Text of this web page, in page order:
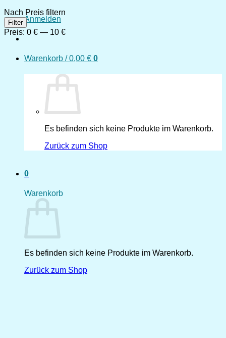
Anmelden
Warenkorb /0,00 € 0
Es befinden sich keine Produkte im Warenkorb.
Zurück zum Shop
0
Warenkorb
Es befinden sich keine Produkte im Warenkorb.
Zurück zum Shop
Nach Preis filtern
Min.
Preis
Max.
Preis
Filter
Preis: 0 € — 10 €